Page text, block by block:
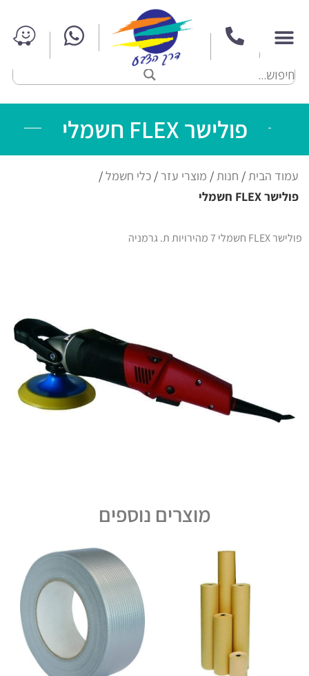
פולישר FLEX חשמלי
עמוד הבית/ חנות/ מוצרי עזר/ כלי חשמל/
פולישר FLEX חשמלי
פולישר FLEX חשמלי 7 מהירויות ת. גרמניה
מוצרים נוספים